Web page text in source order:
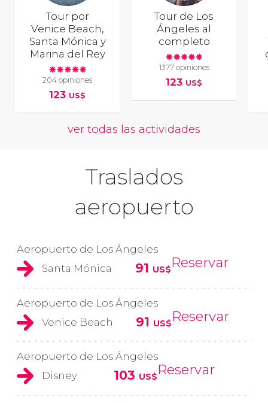
Tour por
Venice Beach,
Santa Mónica y
Marina del Rey
204 opiniones
123 US$
Tour de Los
Ángeles al
completo
1377 opiniones
123 US$
ver todas las actividades
Traslados
aeropuerto
Aeropuerto de Los Ángeles
Santa Mónica
91 US$Reservar
Aeropuerto de Los Ángeles
Venice Beach
91 US$Reservar
Aeropuerto de Los Ángeles
Disney
103 US$Reservar